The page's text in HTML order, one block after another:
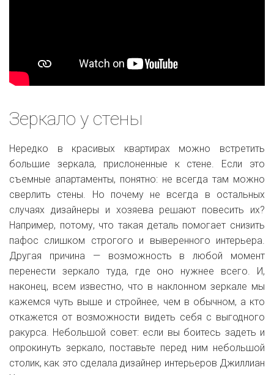
Зеркало у стены
Нередко в красивых квартирах можно встретить
большие зеркала, прислоненные к стене. Если это
съемные апартаменты, понятно: не всегда там можно
сверлить стены. Но почему не всегда в остальных
случаях дизайнеры и хозяева решают повесить их?
Например, потому, что такая деталь помогает снизить
пафос слишком строгого и выверенного интерьера.
Другая причина — возможность в любой момент
перенести зеркало туда, где оно нужнее всего. И,
наконец, всем известно, что в наклонном зеркале мы
кажемся чуть выше и стройнее, чем в обычном, а кто
откажется от возможности видеть себя с выгодного
ракурса. Небольшой совет: если вы боитесь задеть и
опрокинуть зеркало, поставьте перед ним небольшой
столик, как это сделала дизайнер интерьеров Джиллиан